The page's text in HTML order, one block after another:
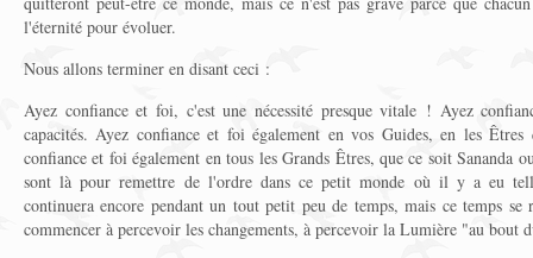
l'éternité pour évoluer.
Nous allons terminer en disant ceci :
Ayez confiance et foi, c'est une nécessité presque vitale ! Ayez
capacités. Ayez confiance et foi également en vos Guides, en les
confiance et foi également en tous les Grands Êtres, que ce soit Sananda
sont là pour remettre de l'ordre dans ce petit monde où il y a eu
continuera encore pendant un tout petit peu de temps, mais ce temps
commencer à percevoir les changements, à percevoir la Lumière "au bout